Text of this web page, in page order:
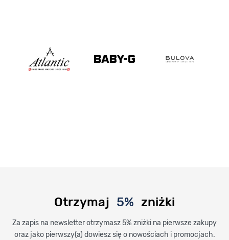
Otrzymaj 5% zniżki
Za zapis na newsletter otrzymasz 5% zniżki na pierwsze zakupy
oraz jako pierwszy(a) dowiesz się o nowościach i promocjach.